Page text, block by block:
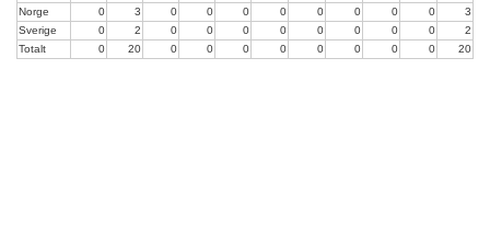
Norge
0 3 0 0 0 0 0 0 0 0
3
Sverige
0 2 0 0 0 0 0 0 0 0
2
Totalt
0 20 0 0 0 0 0 0 0 0 20